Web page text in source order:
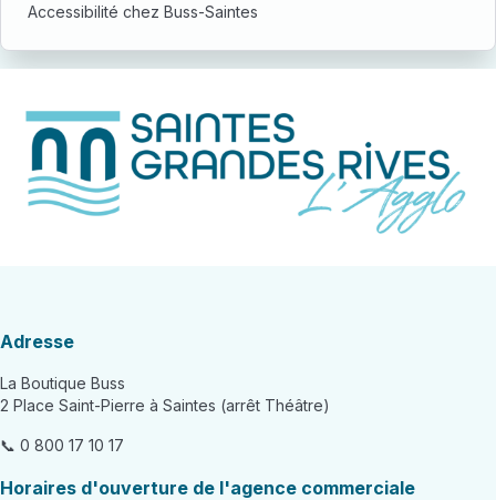
Accessibilité chez Buss-Saintes
Adresse
La Boutique Buss
2 Place Saint-Pierre à Saintes (arrêt Théâtre)
📞 0 800 17 10 17
Horaires d'ouverture de l'agence commerciale